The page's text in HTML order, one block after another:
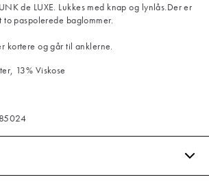
de LUXE. Lukkes med knap og lynlås.Der er
to paspolerede baglommer.
kortere og går til anklerne.
13% Viskose